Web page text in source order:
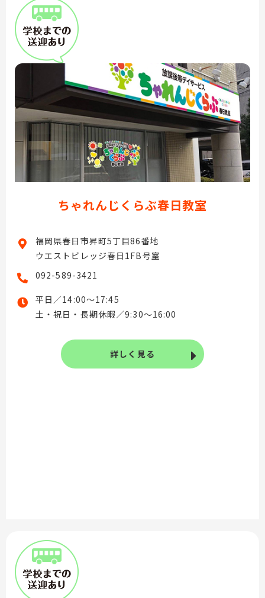
ちゃれんじくらぶ春日教室
福岡県春日市昇町5丁目86番地
ウエストビレッジ春日1FB号室
092-589-3421
平日／14:00〜17:45
土・祝日・長期休暇／9:30〜16:00
詳しく見る